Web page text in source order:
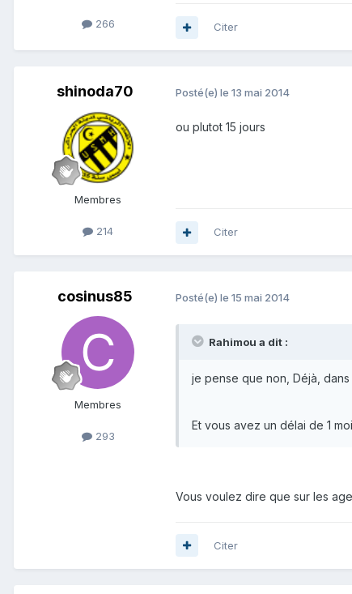
266 Citer
shinoda70
Membres
214
Posté(e) le 13 mai 2014
ou plutot 15 jours
Citer
cosinus85
Membres
293
Posté(e) le 15 mai 2014
Rahimou a dit :
je pense que non, Déjà,
Et vous avez un délai de 1
Vous voulez dire que sur les
Citer